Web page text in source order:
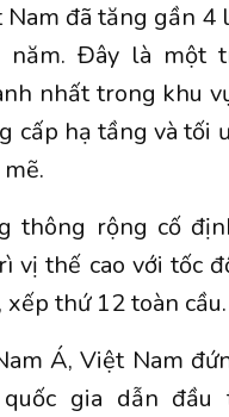
Nam đã tăng gần 4
năm. Đây là một
nhất trong khu
cấp hạ tầng và tối
thông rộng cố
vị thế cao với tốc
thứ 12 toàn cầu.
Á, Việt Nam
quốc gia dẫn đầu